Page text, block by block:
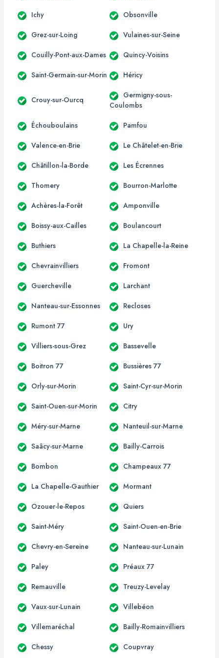
Ichy Obsonville
Grez-sur-Loing Vulaines-sur-Seine
Couilly-Pont-aux-Dames Quincy-Voisins
Saint-Germain-sur-Morin Héricy
Crouy-sur-Ourcq
Germigny-sous-
Coulombs
Échouboulains Pamfou
Valence-en-Brie Le Châtelet-en-Brie
Châtillon-la-Borde Les Écrennes
Thomery Bourron-Marlotte
Achères-la-Forêt Amponville
Boissy-aux-Cailles Boulancourt
Buthiers La Chapelle-la-Reine
Chevrainvilliers Fromont
Guercheville Larchant
Nanteau-sur-Essonnes Recloses
Rumont 77 Ury
Villiers-sous-Grez Bassevelle
Boitron 77 Bussières 77
Orly-sur-Morin Saint-Cyr-sur-Morin
Saint-Ouen-sur-Morin Citry
Méry-sur-Marne Nanteuil-sur-Marne
Saâcy-sur-Marne Bailly-Carrois
Bombon Champeaux 77
La Chapelle-Gauthier Mormant
Ozouer-le-Repos Quiers
Saint-Méry Saint-Ouen-en-Brie
Chevry-en-Sereine Nanteau-sur-Lunain
Paley Préaux 77
Remauville Treuzy-Levelay
Vaux-sur-Lunain Villebéon
Villemaréchal Bailly-Romainvilliers
Chessy Coupvray